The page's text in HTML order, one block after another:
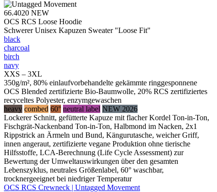
66.4020 NEW
OCS RCS Loose Hoodie
Schwerer Unisex Kapuzen Sweater "Loose Fit"
black
charcoal
birch
navy
XXS – 3XL
350g/m², 80% einlaufvorbehandelte gekämmte ringgesponnene
OCS Blended zertifizierte Bio-Baumwolle, 20% RCS zertifiziertes
recyceltes Polyester, enzymgewaschen
heavy combed 60° neutral label NEW 2026
Lockerer Schnitt, gefütterte Kapuze mit flacher Kordel Ton-in-Ton,
Fischgrät-Nackenband Ton-in-Ton, Halbmond im Nacken, 2x1
Rippstrick an Ärmeln und Bund, Kängurutasche, weicher Griff,
innen angeraut, zertifizierte vegane Produktion ohne tierische
Hilfsstoffe, LCA-Berechnung (Life Cycle Assessment) zur
Bewertung der Umweltauswirkungen über den gesamten
Lebenszyklus, neutrales Größenlabel, 60° waschbar,
trocknergeeignet bei niedriger Temperatur
OCS RCS Crewneck | Untagged Movement